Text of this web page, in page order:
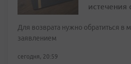
истечения
Для возврата нужно обратиться в
заявлением
сегодня, 20:59